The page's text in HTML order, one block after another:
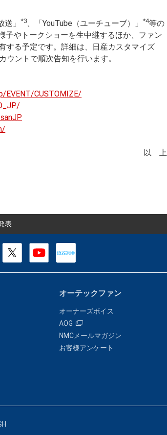
」 *3、「YouTube（ユーチューブ）」 *4等の
子やトークショーを生中継するほか、ファン
する予定です。詳細は、日産カスタマイズ
ウントで順次告知を行います。
EVENT/CUSTOMIZE/
以 上
表
オーテックファン
オーナーズボイス
AOG
NMCメールマガジン
お客様アンケート